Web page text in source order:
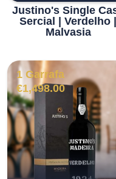
Justino's Single
Sercial | Verdelho |
Malvasia
1 Garrafa
€1,498.00